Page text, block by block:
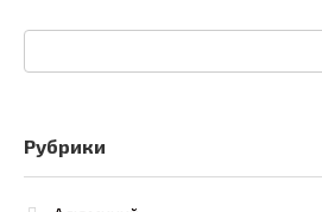
Поиск:
Рубрики